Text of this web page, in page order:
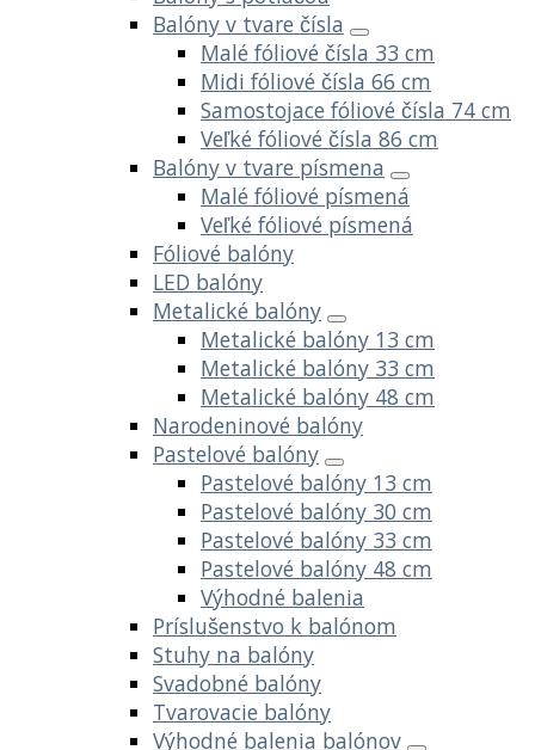
Balóny v tvare čísla
Malé fóliové čísla 33 cm
Midi fóliové čísla 66 cm
Samostojace fóliové čísla 74 cm
Veľké fóliové čísla 86 cm
Balóny v tvare písmena
Malé fóliové písmená
Veľké fóliové písmená
Fóliové balóny
LED balóny
Metalické balóny
Metalické balóny 13 cm
Metalické balóny 33 cm
Metalické balóny 48 cm
Narodeninové balóny
Pastelové balóny
Pastelové balóny 13 cm
Pastelové balóny 30 cm
Pastelové balóny 33 cm
Pastelové balóny 48 cm
Výhodné balenia
Príslušenstvo k balónom
Stuhy na balóny
Svadobné balóny
Tvarovacie balóny
Výhodné balenia balónov